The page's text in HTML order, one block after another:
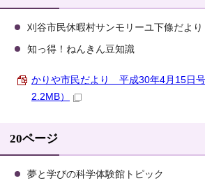
刈谷市民休暇村サンモリーユ下條だより
知っ得！ねんきん豆知識
かりや市民だより 平成30年4月15日
2.2MB）
20ページ
夢と学びの科学体験館トピック